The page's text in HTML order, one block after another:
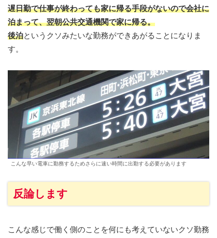
遅日勤で仕事が終わっても家に帰る手段がないので会社に
泊まって、翌朝公共交通機関で家に帰る。
後泊というクソみたいな勤務ができあがることになりま
す。
こんな早い電車に勤務するためさらに速い時間に出勤する必要があります
反論します
こんな感じで働く側のことを何にも考えていないクソ勤務